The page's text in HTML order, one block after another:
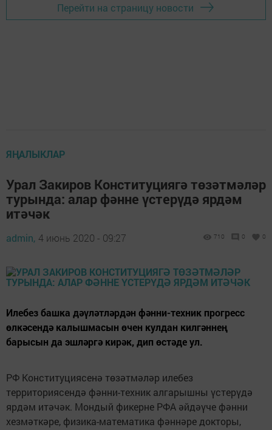
Перейти на страницу новости
ЯҢАЛЫКЛАР
Урал Закиров Конституциягә төзәтмәләр
турында: алар фәнне үстерүдә ярдәм
итәчәк
admin, 4 июнь 2020 - 09:27 710 0 0
Илебез башка дәүләтләрдән фәнни-техник прогресс
өлкәсендә калышмасын өчен кулдан килгәннең
барысын да эшләргә кирәк, дип өстәде ул.
РФ Конституциясенә төзәтмәләр илебез
территориясендә фәнни-техник алгарышны үстерүдә
ярдәм итәчәк. Мондый фикерне РФА әйдәүче фәнни
хезмәткәре, физика-математика фәннәре докторы,